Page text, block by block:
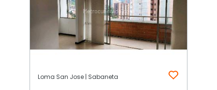
Loma San Jose | Sabaneta